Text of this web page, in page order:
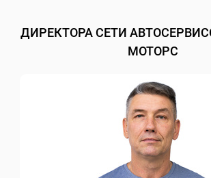
ДИРЕКТОРА СЕТИ
МОТОРС